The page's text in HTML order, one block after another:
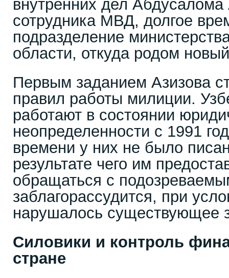
внутренних дел Абдусалома
сотрудника МВД, долгое
подразделение
области, откуда родом
Первым заданием Азизова
правил работы милиции.
работают в состоянии
неопределенности с 1991
времени у них не было
результате чего им
обращаться с
заблагорассудится, при
нарушалось существующее
Силовики и контроль
стране